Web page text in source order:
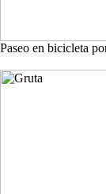
Paseo en bicicleta